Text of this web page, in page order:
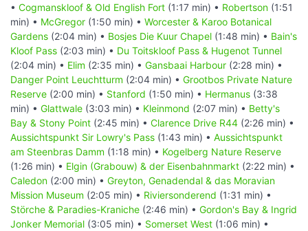
• Cogmanskloof & Old English Fort (1:17 min) • Robertson (1:51
min) • McGregor (1:50 min) • Worcester & Karoo Botanical
Gardens (2:04 min) • Bosjes Die Kuur Chapel (1:48 min) • Bain's
Kloof Pass (2:03 min) • Du Toitskloof Pass & Hugenot Tunnel
(2:04 min) • Elim (2:35 min) • Gansbaai Harbour (2:28 min) •
Danger Point Leuchtturm (2:04 min) • Grootbos Private Nature
Reserve (2:00 min) • Stanford (1:50 min) • Hermanus (3:38
min) • Glattwale (3:03 min) • Kleinmond (2:07 min) • Betty's
Bay & Stony Point (2:45 min) • Clarence Drive R44 (2:26 min) •
Aussichtspunkt Sir Lowry's Pass (1:43 min) • Aussichtspunkt
am Steenbras Damm (1:18 min) • Kogelberg Nature Reserve
(1:26 min) • Elgin (Grabouw) & der Eisenbahnmarkt (2:22 min) •
Caledon (2:00 min) • Greyton, Genadendal & das Moravian
Mission Museum (2:05 min) • Riviersonderend (1:31 min) •
Störche & Paradies-Kraniche (2:46 min) • Gordon's Bay & Ingrid
Jonker Memorial (3:05 min) • Somerset West (1:06 min) •